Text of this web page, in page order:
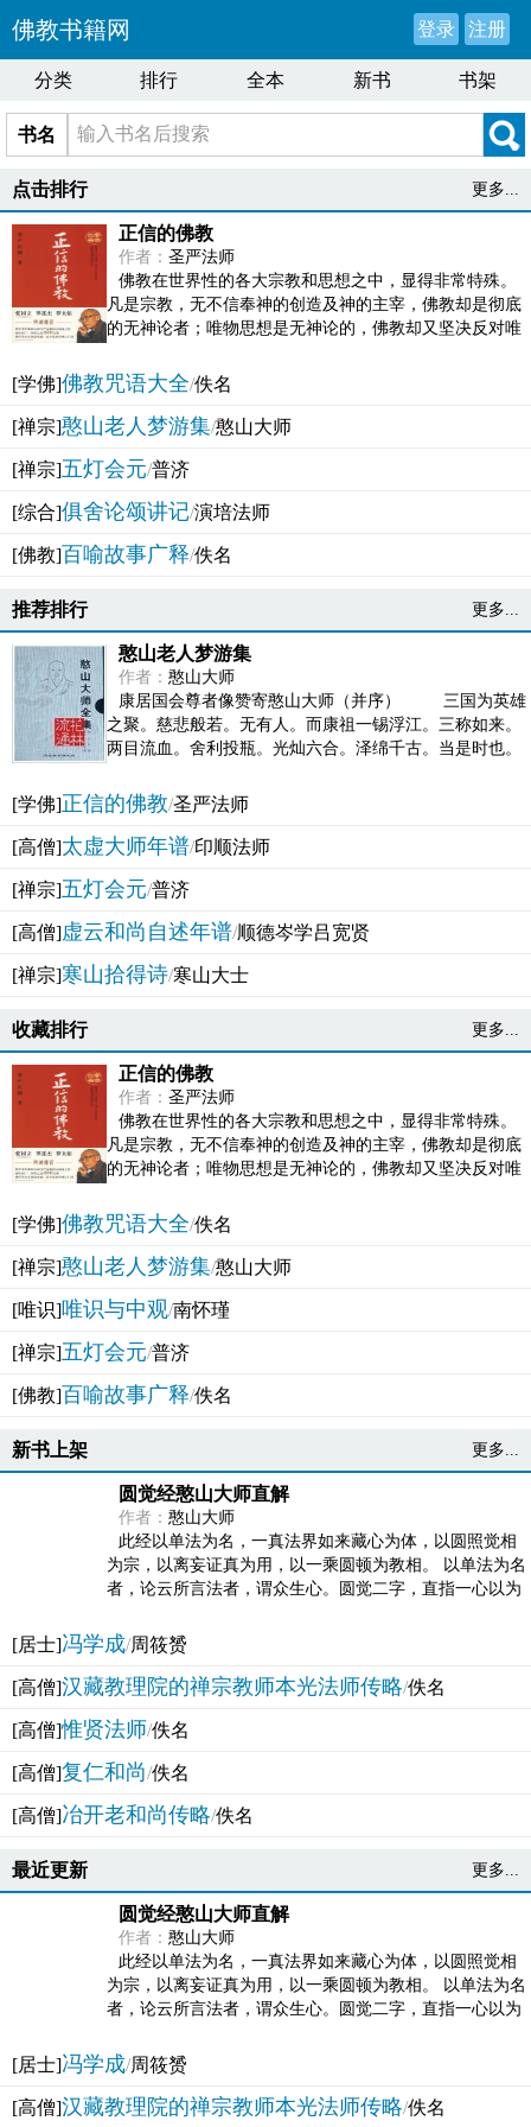
佛教书籍网 登录 注册
分类 排行 全本 新书 书架
书名
点击排行 更多...
正信的佛教
作者： 圣严法师
佛教在世界性的各大宗教和思想之中，显得非常特殊。
凡是宗教，无不信奉神的创造及神的主宰，佛教却是彻底
的无神论者；唯物思想是无神论的，佛教却又坚决反对唯
[学佛]佛教咒语大全/佚名
[禅宗]憨山老人梦游集/憨山大师
[禅宗]五灯会元/普济
[综合]俱舍论颂讲记/演培法师
[佛教]百喻故事广释/佚名
推荐排行 更多...
憨山老人梦游集
作者： 憨山大师
康居国会尊者像赞寄憨山大师（并序） 三国为英雄
之聚。慈悲般若。无有人。而康祖一锡浮江。三称如来。
两目流血。舍利投瓶。光灿六合。泽绵千古。当是时也。
[学佛]正信的佛教/圣严法师
[高僧]太虚大师年谱/印顺法师
[禅宗]五灯会元/普济
[高僧]虚云和尚自述年谱/顺德岑学吕宽贤
[禅宗]寒山拾得诗/寒山大士
收藏排行 更多...
正信的佛教
作者： 圣严法师
佛教在世界性的各大宗教和思想之中，显得非常特殊。
凡是宗教，无不信奉神的创造及神的主宰，佛教却是彻底
的无神论者；唯物思想是无神论的，佛教却又坚决反对唯
[学佛]佛教咒语大全/佚名
[禅宗]憨山老人梦游集/憨山大师
[唯识]唯识与中观/南怀瑾
[禅宗]五灯会元/普济
[佛教]百喻故事广释/佚名
新书上架 更多...
圆觉经憨山大师直解
作者： 憨山大师
此经以单法为名，一真法界如来藏心为体，以圆照觉相
为宗，以离妄证真为用，以一乘圆顿为教相。 以单法为名
者，论云所言法者，谓众生心。圆觉二字，直指一心以为
[居士]冯学成/周筱赟
[高僧]汉藏教理院的禅宗教师本光法师传略/佚名
[高僧]惟贤法师/佚名
[高僧]复仁和尚/佚名
[高僧]冶开老和尚传略/佚名
最近更新 更多...
圆觉经憨山大师直解
作者： 憨山大师
此经以单法为名，一真法界如来藏心为体，以圆照觉相
为宗，以离妄证真为用，以一乘圆顿为教相。 以单法为名
者，论云所言法者，谓众生心。圆觉二字，直指一心以为
[居士]冯学成/周筱赟
[高僧]汉藏教理院的禅宗教师本光法师传略/佚名